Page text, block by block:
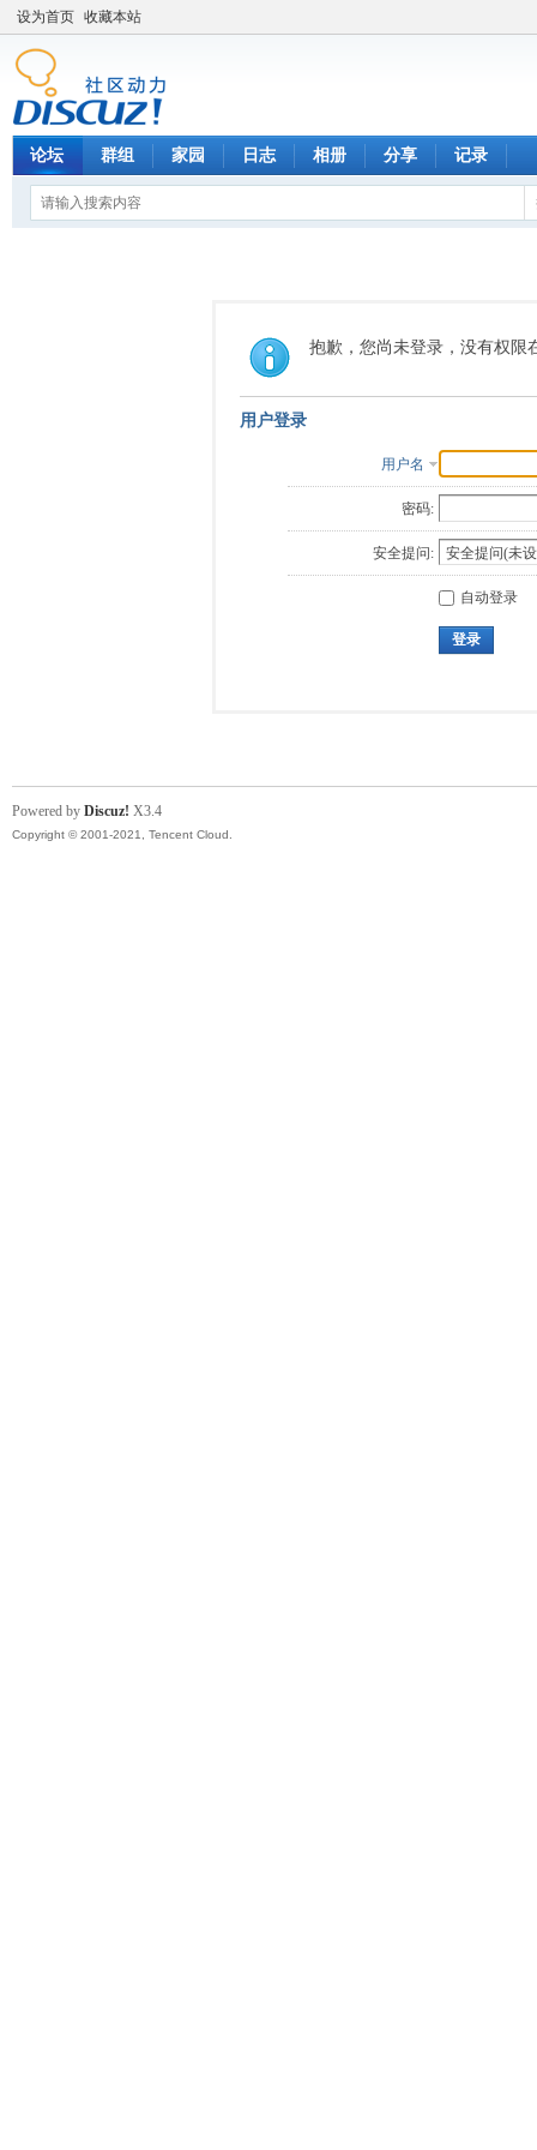
设为首页 收藏本站
论坛 群组 家园 日志 相册 分享 记录
抱歉，您尚未登录，没有权限
用户登录
用户名
密码:
安全提问:
自动登录
登录
Powered by Discuz! X3.4
Copyright © 2001-2021, Tencent Cloud.